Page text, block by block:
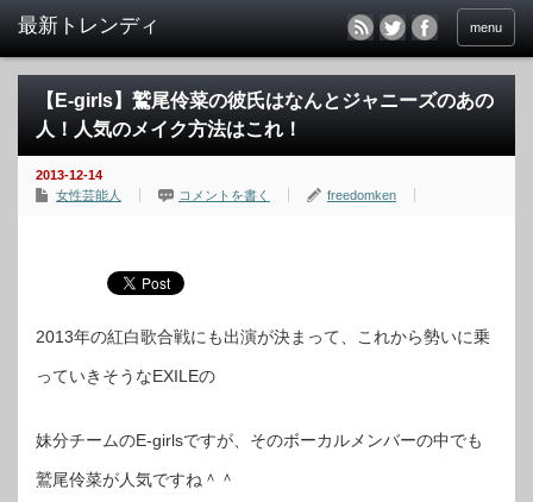
menu
【E-girls】鷲尾伶菜の彼氏はなんとジャニーズのあの
人！人気のメイク方法はこれ！
2013-12-14
女性芸能人
コメントを書く freedomken
2013年の紅白歌合戦にも出演が決まって、これから勢いに乗
っていきそうなEXILEの
妹分チームのE-girlsですが、そのボーカルメンバーの中でも
鷲尾伶菜が人気ですね＾＾